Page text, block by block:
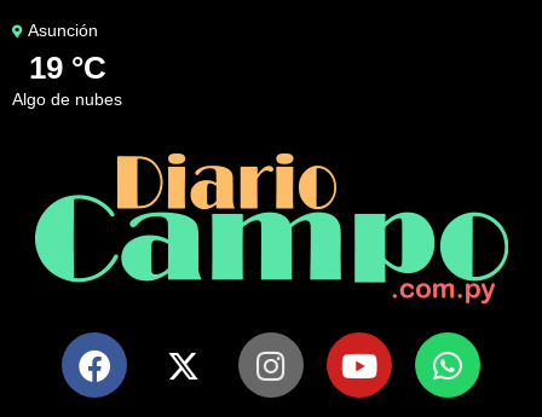
Asunción
19 °C
algo de nubes